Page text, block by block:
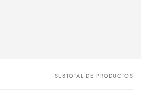
SUBTOTAL DE PRODUCTOS